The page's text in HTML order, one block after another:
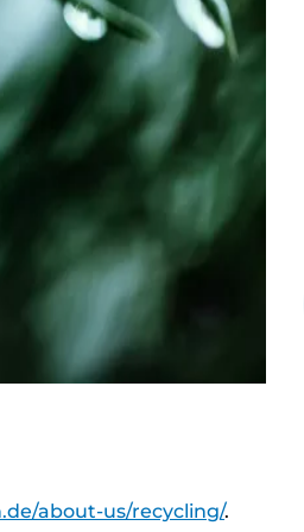
about-us/recycling/.